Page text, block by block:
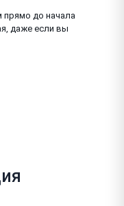
прямо до начала
даже если вы